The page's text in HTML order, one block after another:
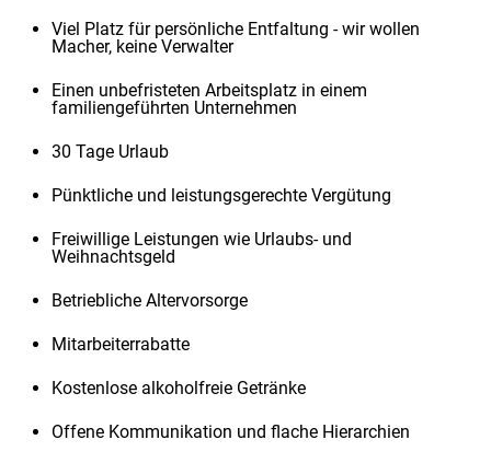
Viel Platz für persönliche Entfaltung - wir wollen
Macher, keine Verwalter
Einen unbefristeten Arbeitsplatz in einem
familiengeführten Unternehmen
30 Tage Urlaub
Pünktliche und leistungsgerechte Vergütung
Freiwillige Leistungen wie Urlaubs- und
Weihnachtsgeld
Betriebliche Altervorsorge
Mitarbeiterrabatte
Kostenlose alkoholfreie Getränke
Offene Kommunikation und flache Hierarchien